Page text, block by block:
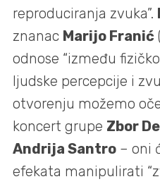
reproduciranja zvuka”.
znanac Marijo Franić
odnose “između
ljudske percepcije i
otvorenju možemo
koncert grupe Zbor
Andrija Santro – oni
efekata manipulirati